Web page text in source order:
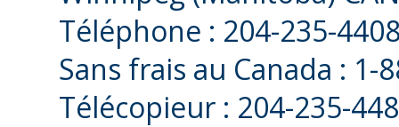
Téléphone : 204-235-
Sans frais au Canada : 1-
Télécopieur : 204-235-